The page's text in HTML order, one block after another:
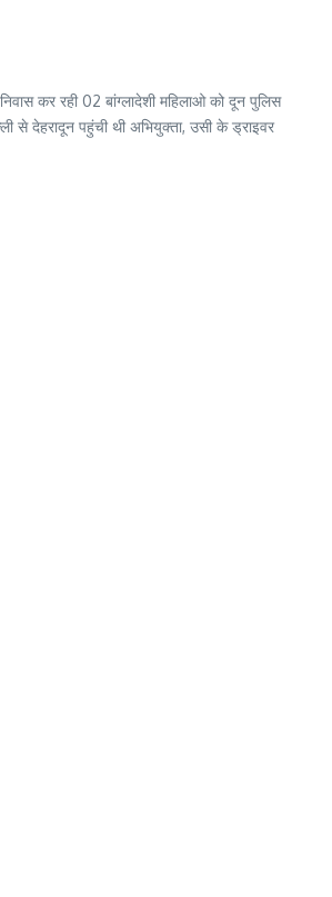
कर रही 02 बांग्लादेशी महिलाओ को दून पुलिस
से देहरादून पहुंची थी अभियुक्ता, उसी के ड्राइवर